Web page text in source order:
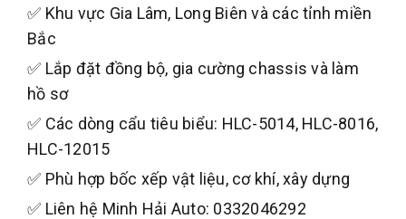
✅ Khu vực Gia Lâm, Long Biên và các tỉnh miền
Bắc
✅ Lắp đặt đồng bộ, gia cường chassis và làm
hồ sơ
✅ Các dòng cẩu tiêu biểu: HLC-5014, HLC-8016,
HLC-12015
✅ Phù hợp bốc xếp vật liệu, cơ khí, xây dựng
✅ Liên hệ Minh Hải Auto: 0332046292